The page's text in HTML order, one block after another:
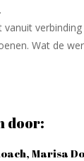
vanuit
Wat de
door:
Marisa